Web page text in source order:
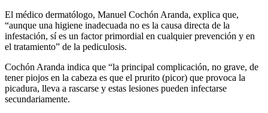
El médico dermatólogo, Manuel Cochón Aranda, explica que,
“aunque una higiene inadecuada no es la causa directa de la
infestación, sí es un factor primordial en cualquier prevención y en
el tratamiento” de la pediculosis.
Cochón Aranda indica que “la principal complicación, no grave, de
tener piojos en la cabeza es que el prurito (picor) que provoca la
picadura, lleva a rascarse y estas lesiones pueden infectarse
secundariamente.